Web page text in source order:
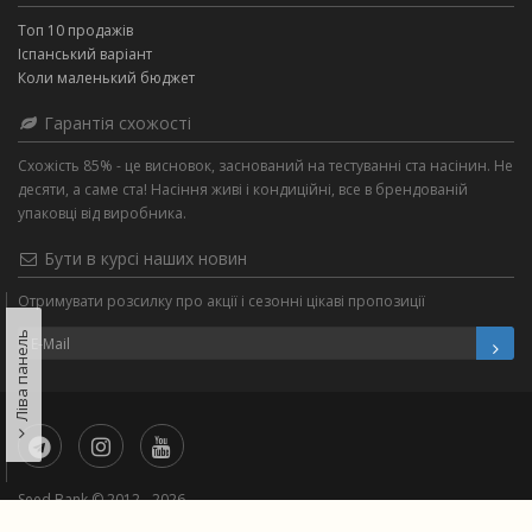
Топ 10 продажів
Іспанський варіант
Коли маленький бюджет
Гарантія схожості
Схожість 85% - це висновок, заснований на тестуванні ста насінин. Не
десяти, а саме ста! Насіння живі і кондиційні, все в брендованій
упаковці від виробника.
Бути в курсі наших новин
Отримувати розсилку про акції і сезонні цікаві пропозиції
Seed Bank © 2012 - 2026
Ліва панель